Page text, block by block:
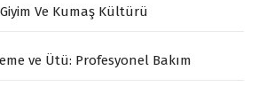
Ve Kumaş Kültürü
ve Ütü: Profesyonel Bakım